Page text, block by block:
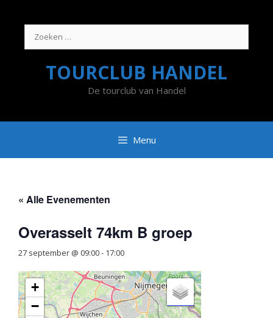
naar:
TOURCLUB HANDEL
De tourclub van Handel
Menu
« Alle Evenementen
Overasselt 74km B groep
27 september @ 09:00- 17:00
+
−